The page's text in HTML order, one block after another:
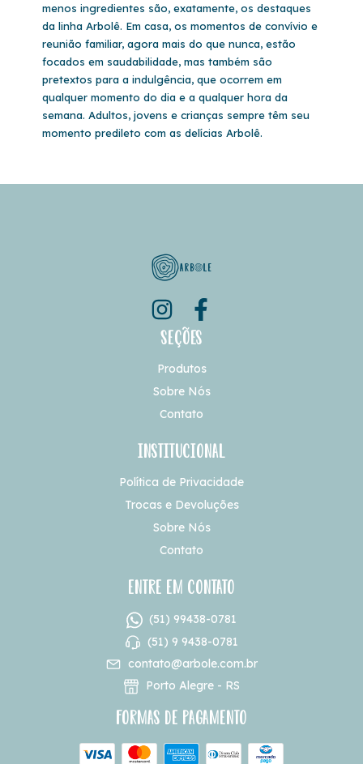
menos ingredientes são, exatamente, os destaques
da linha Arbolê. Em casa, os momentos de convívio e
reunião familiar, agora mais do que nunca, estão
focados em saudabilidade, mas também são
pretextos para a indulgência, que ocorrem em
qualquer momento do dia e a qualquer hora da
semana. Adultos, jovens e crianças sempre têm seu
momento predileto com as delícias Arbolê.
Seções
Produtos
Sobre Nós
Contato
Institucional
Política de Privacidade
Trocas e Devoluções
Sobre Nós
Contato
Entre em contato
(51) 99438-0781
(51) 9 9438-0781
contato@arbole.com.br
Porto Alegre - RS
Formas de pagamento